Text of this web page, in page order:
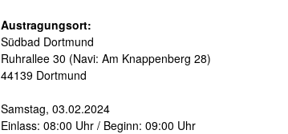
Austragungsort:
Südbad Dortmund
Ruhrallee 30 (Navi: Am Knappenberg 28)
44139 Dortmund
Samstag, 03.02.2024
Einlass: 08:00 Uhr / Beginn: 09:00 Uhr